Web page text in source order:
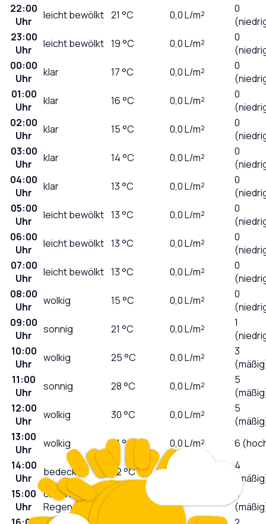
22:00
Uhr
leicht bewölkt 21 °C 0,0L/m²
0
23:00
Uhr
leicht bewölkt 19°C 0,0L/m²
0
00:00
Uhr
klar 17°C 0,0L/m²
0
01:00
Uhr
klar 16°C 0,0L/m²
0
02:00
Uhr
klar 15°C 0,0L/m²
0
03:00
Uhr
klar 14°C 0,0L/m²
0
04:00
Uhr
klar 13°C 0,0L/m²
0
05:00
Uhr
leicht bewölkt 13°C 0,0L/m²
0
06:00
Uhr
leicht bewölkt 13°C 0,0L/m²
0
07:00
Uhr
leicht bewölkt 13°C 0,0L/m²
0
08:00
Uhr
wolkig 15°C 0,0L/m²
0
09:00
Uhr
sonnig 21 °C 0,0L/m²
1
10:00
Uhr
wolkig 25°C 0,0L/m²
3
11:00
Uhr
sonnig 28°C 0,0L/m²
5
12:00
Uhr
wolkig 30°C 0,0L/m²
5
13:00
Uhr
wolkig 31°C 0,0L/m²
6
14:00
Uhr
bedeckt 32°C
4
15:00
Uhr
örtlich
Regenschauer
3